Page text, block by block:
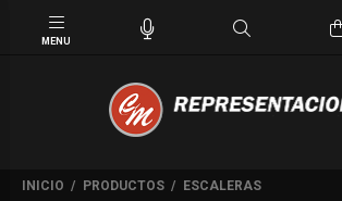
INICIO PRODUCTOS ESCALERAS